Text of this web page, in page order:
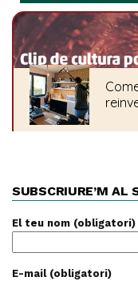
SUBSCRIURE’M AL
El teu nom (obligatori)
E-mail (obligatori)